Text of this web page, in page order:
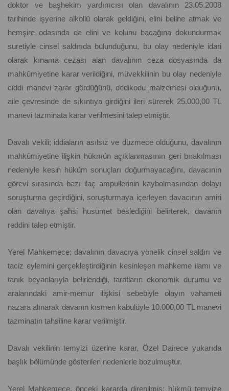
doktor ve başhekim yardımcısı olan davalının 23.05.2008
tarihinde işyerine alkollü olarak geldiğini, elini beline atmak ve
hemşire odasında da elini ve kolunu bacağına dokundurmak
suretiyle cinsel saldırıda bulunduğunu, bu olay nedeniyle idari
olarak kınama cezası alan davalının ceza dosyasında da
mahkûmiyetine karar verildiğini, müvekkilinin bu olay nedeniyle
ciddi manevi zarar gördüğünü, dedikodu malzemesi olduğunu,
aile çevresinde de sıkıntıya girdiğini ileri sürerek 25.000,00 TL
manevi tazminata karar verilmesini talep etmiştir.
Davalı vekili; iddiaların asılsız ve düzmece olduğunu, davalının
mahkûmiyetine ilişkin hükmün açıklanmasının geri bırakılması
nedeniyle kesin hüküm sonuçları doğurmayacağını, davacının
görevi sırasında bazı ilaç ampullerinin kaybolmasından dolayı
soruşturma geçirdiğini, soruşturmaya içerleyen davacının amiri
olan davalıya şahsi husumet beslediğini belirterek, davanın
reddini talep etmiştir.
Yerel Mahkemece; davalının davacıya yönelik cinsel saldırı ve
taciz eylemini gerçekleştirdiğinin kesinleşen mahkeme ilamı ve
tanık beyanlarıyla belirlendiği, tarafların ekonomik durumu ve
aralarındaki amir-memur ilişkisi sebebiyle olayın vahameti
nazara alınarak davanın kısmen kabulüyle 10.000,00 TL manevi
tazminatın tahsiline karar verilmiştir.
Davalı vekilinin temyizi üzerine karar, Özel Dairece yukarıda
başlık bölümünde gösterilen nedenlerle bozulmuştur.
Yerel Mahkemece, önceki kararda direnilmiş; hükmü temyize